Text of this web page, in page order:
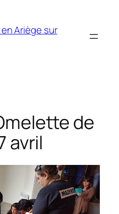
Ariège sur
de
avril